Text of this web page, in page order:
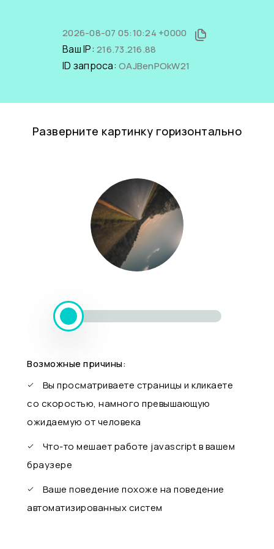
2026-08-07 05:10:24 +0000
Ваш IP: 216.73.216.88
ID запроса: OAJBenPOkW21
Разверните картинку горизонтально
Возможные причины:
Вы просматриваете страницы и кликаете
со скоростью, намного превышающую
ожидаемую от человека
Что-то мешает работе javascript в вашем
браузере
Ваше поведение похоже на поведение
автоматизированных систем